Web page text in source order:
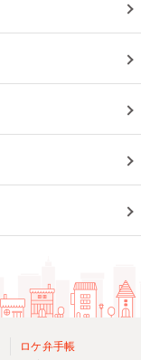
ロケ弁手帳